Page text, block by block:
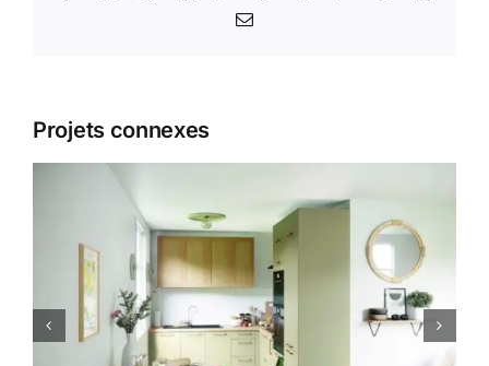
Email
Projets connexes
Déco 9